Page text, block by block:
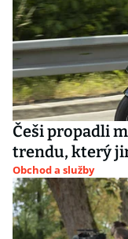
Češi propadli
trendu, který
Obchod a služby